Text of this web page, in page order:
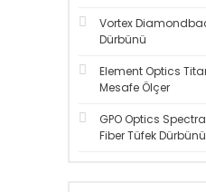
Vortex
Dürbünü
Element Optics
Mesafe Ölçer
GPO Optics
Fiber Tüfek Dürbünü